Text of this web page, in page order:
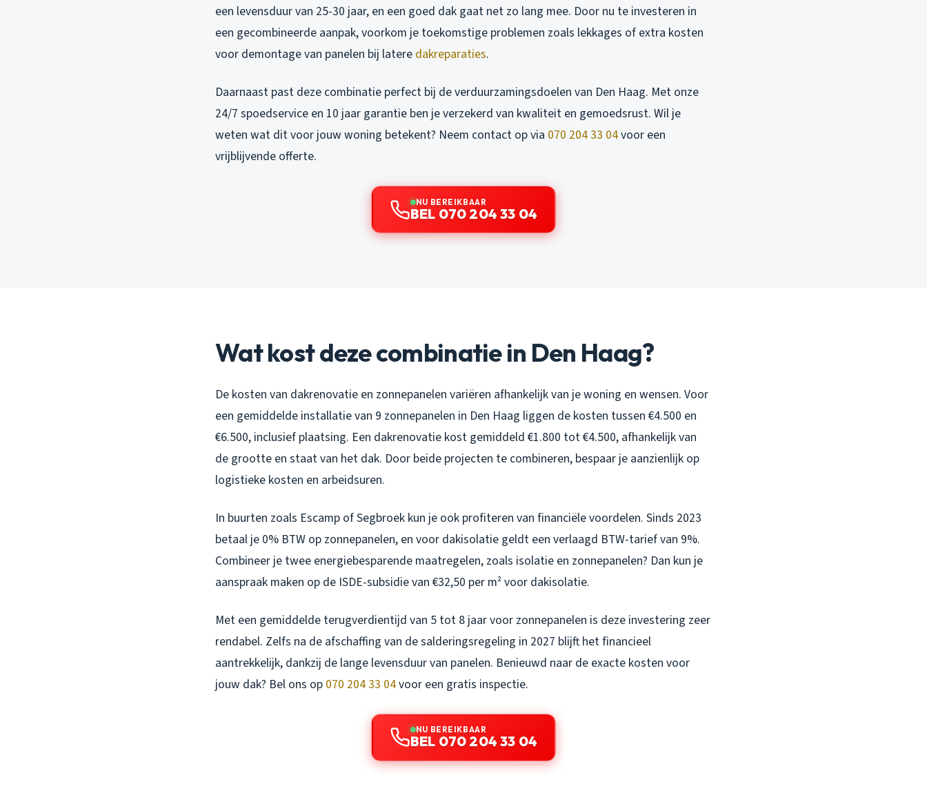
een levensduur van 25-30 jaar, en een goed dak gaat net zo lang mee. Door nu te investeren in
een gecombineerde aanpak, voorkom je toekomstige problemen zoals lekkages of extra kosten
voor demontage van panelen bij latere dakreparaties.
Daarnaast past deze combinatie perfect bij de verduurzamingsdoelen van Den Haag. Met onze
24/7 spoedservice en 10 jaar garantie ben je verzekerd van kwaliteit en gemoedsrust. Wil je
weten wat dit voor jouw woning betekent? Neem contact op via 070 204 33 04voor een
vrijblijvende offerte.
NU BEREIKBAAR
BEL 070 204 33 04
Wat kost deze combinatie in Den Haag?
De kosten van dakrenovatie en zonnepanelen variëren afhankelijk van je woning en wensen. Voor
een gemiddelde installatie van 9 zonnepanelen in Den Haag liggen de kosten tussen €4.500 en
€6.500, inclusief plaatsing. Een dakrenovatie kost gemiddeld €1.800 tot €4.500, afhankelijk van
de grootte en staat van het dak. Door beide projecten te combineren, bespaar je aanzienlijk op
logistieke kosten en arbeidsuren.
In buurten zoals Escamp of Segbroek kun je ook profiteren van financiële voordelen. Sinds 2023
betaal je 0% BTW op zonnepanelen, en voor dakisolatie geldt een verlaagd BTW-tarief van 9%.
Combineer je twee energiebesparende maatregelen, zoals isolatie en zonnepanelen? Dan kun je
aanspraak maken op de ISDE-subsidie van €32,50 per m² voor dakisolatie.
Met een gemiddelde terugverdientijd van 5 tot 8 jaar voor zonnepanelen is deze investering zeer
rendabel. Zelfs na de afschaffing van de salderingsregeling in 2027 blijft het financieel
aantrekkelijk, dankzij de lange levensduur van panelen. Benieuwd naar de exacte kosten voor
jouw dak? Bel ons op 070 204 33 04voor een gratis inspectie.
NU BEREIKBAAR
BEL 070 204 33 04